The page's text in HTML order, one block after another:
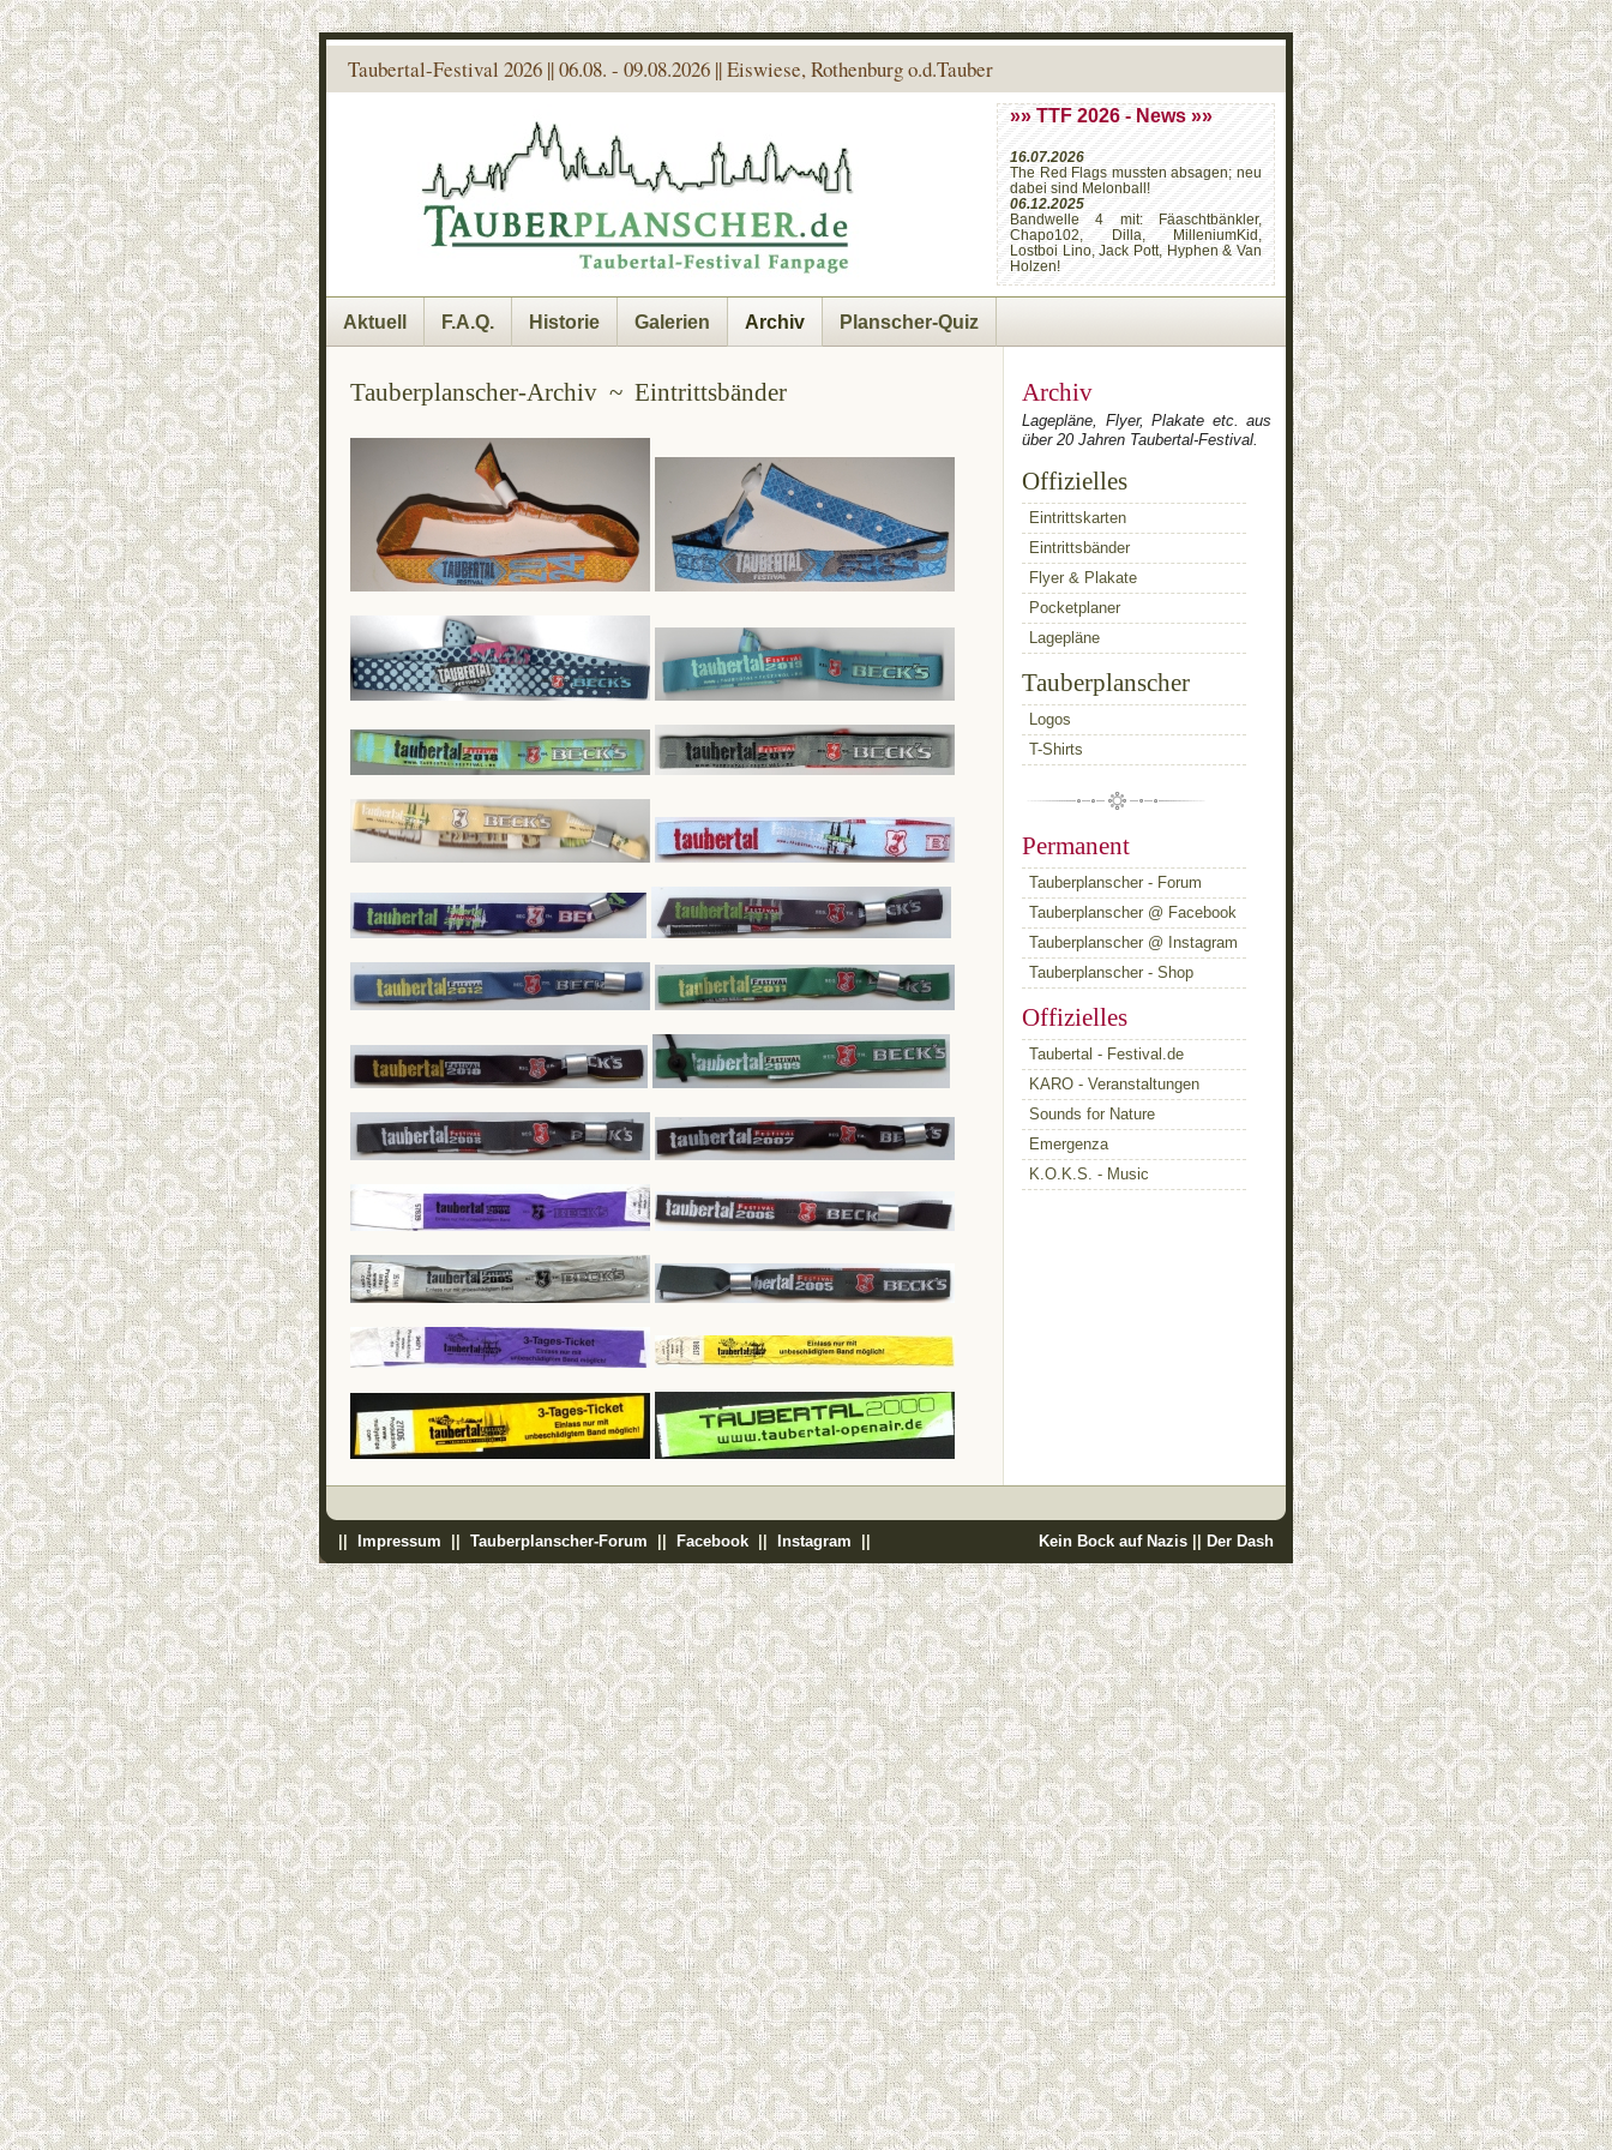
Taubertal-Festival 2026 || 06.08. - 09.08.2026 || Eiswiese, Rothenburg o.d.Tauber
»» TTF 2026 - News »»
16.07.2026
The Red Flags mussten absagen; neu
dabei sind Melonball!
06.12.2025
Bandwelle 4 mit: Fäaschtbänkler,
Chapo102, Dilla, MilleniumKid,
Lostboi Lino, Jack Pott, Hyphen & Van
Holzen!
Aktuell F.A.Q. Historie Galerien Archiv Planscher-Quiz
Tauberplanscher-Archiv ~ Eintrittsbänder Archiv
Lagepläne, Flyer, Plakate etc. aus
über 20 Jahren Taubertal-Festival.
Offizielles
Eintrittskarten
Eintrittsbänder
Flyer & Plakate
Pocketplaner
Lagepläne
Tauberplanscher
Logos
T-Shirts
Permanent
Tauberplanscher - Forum
Tauberplanscher @ Facebook
Tauberplanscher @ Instagram
Tauberplanscher - Shop
Offizielles
Taubertal - Festival.de
KARO - Veranstaltungen
Sounds for Nature
Emergenza
K.O.K.S. - Music
Impressum Tauberplanscher-Forum Facebook Instagram Kein Bock auf Nazis Der Dash